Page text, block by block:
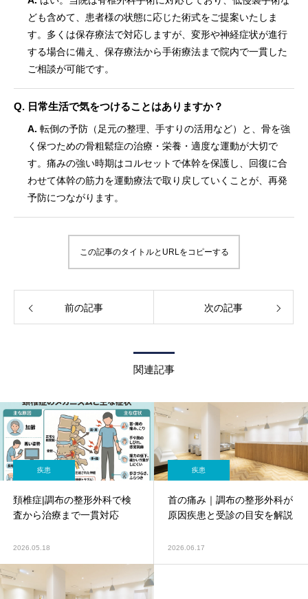
ども含めて、患者様の状態に応じた術式をご提案いたしま
す。多くは保存療法で対応しますが、変形や神経症状が進行
する場合に備え、保存療法から手術療法まで院内で一貫した
ご相談が可能です。
Q. 日常生活で気をつけることはありますか？
A. 転倒の予防（足元の整理、手すりの活用など）と、骨を強
く保つための骨粗鬆症の治療・栄養・適度な運動が大切で
す。痛みの強い時期はコルセットで体幹を保護し、回復に合
わせて体幹の筋力を運動療法で取り戻していくことが、再発
予防につながります。
この記事のタイトルとURLをコピーする
前の記事 次の記事
関連記事
疾患
頚椎症|調布の整形外科で検
査から治療まで一貫対応
2026.05.18
疾患
首の痛み｜調布の整形外科が
原因疾患と受診の目安を解説
2026.06.17